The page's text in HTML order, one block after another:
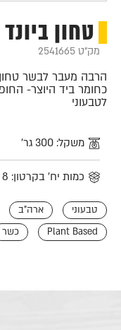
טחון
מק"ט 2541665
הרבה מעבר לבשר
כחומר ביד היוצר-
לטבעוני
משקל: 300 גר'
כמות יח' בקרטון: 8
טבעוני ארה"ב
Plant Based
כשר